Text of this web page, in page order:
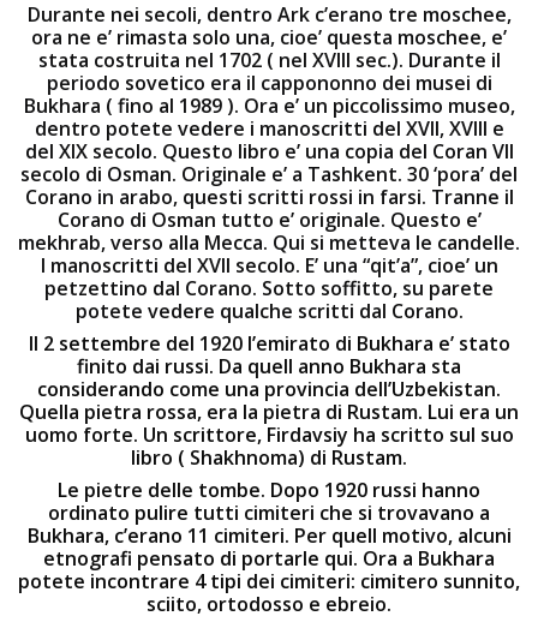
Durante nei secoli, dentro Ark c’erano tre moschee,
ora ne e’ rimasta solo una, cioe’ questa moschee, e’
stata costruita nel 1702 ( nel XVIII sec.). Durante il
periodo sovetico era il cappononno dei musei di
Bukhara ( fino al 1989 ). Ora e’ un piccolissimo museo,
dentro potete vedere i manoscritti del XVII, XVIII e
del XIX secolo. Questo libro e’ una copia del Coran VII
secolo di Osman. Originale e’ a Tashkent. 30 ‘pora’ del
Corano in arabo, questi scritti rossi in farsi. Tranne il
Corano di Osman tutto e’ originale. Questo e’
mekhrab, verso alla Mecca. Qui si metteva le candelle.
I manoscritti del XVII secolo. E’ una “qit’a”, cioe’ un
petzettino dal Corano. Sotto soffitto, su parete
potete vedere qualche scritti dal Corano.
Il 2 settembre del 1920 l’emirato di Bukhara e’ stato
finito dai russi. Da quell anno Bukhara sta
considerando come una provincia dell’Uzbekistan.
Quella pietra rossa, era la pietra di Rustam. Lui era un
uomo forte. Un scrittore, Firdavsiy ha scritto sul suo
libro ( Shakhnoma) di Rustam.
Le pietre delle tombe. Dopo 1920 russi hanno
ordinato pulire tutti cimiteri che si trovavano a
Bukhara, c’erano 11 cimiteri. Per quell motivo, alcuni
etnografi pensato di portarle qui. Ora a Bukhara
potete incontrare 4 tipi dei cimiteri: cimitero sunnito,
sciito, ortodosso e ebreio.